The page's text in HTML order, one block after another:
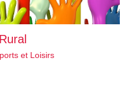
et Loisirs